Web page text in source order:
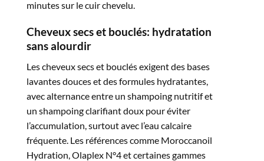
minutes sur le cuir chevelu.​
Cheveux secs et bouclés: hydratation
sans alourdir
Les cheveux secs et bouclés exigent des bases
lavantes douces et des formules hydratantes,
avec alternance entre un shampoing nutritif et
un shampoing clarifiant doux pour éviter
l’accumulation, surtout avec l’eau calcaire
fréquente. Les références comme Moroccanoil
Hydration, Olaplex N°4 et certaines gammes